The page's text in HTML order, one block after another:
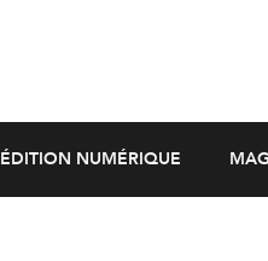
ÉDITION NUMÉRIQUE